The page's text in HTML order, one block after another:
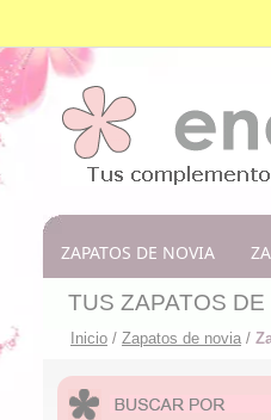
ZAPATOS DE NOVIA
TUS ZAPATOS
Inicio / Zapatos de novia /